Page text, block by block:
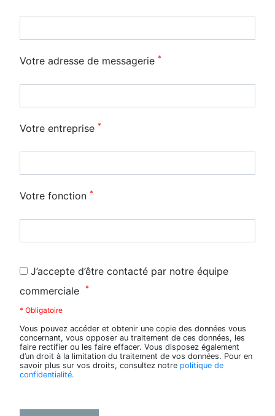
Votre adresse de messagerie *
Votre entreprise *
Votre fonction *
J’accepte d’être contacté par notre équipe
commerciale
*
* Obligatoire
Vous pouvez accéder et obtenir une copie des données vous
concernant, vous opposer au traitement de ces données, les
faire rectifier ou les faire effacer. Vous disposez également
d’un droit à la limitation du traitement de vos données. Pour en
savoir plus sur vos droits, consultez notre politique de
confidentialité.